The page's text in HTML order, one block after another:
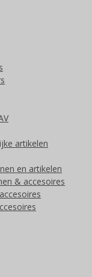
artikelen
en artikelen
& accesoires